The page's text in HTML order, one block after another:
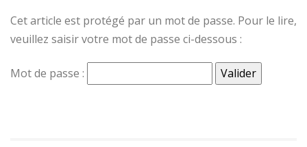
Cet article est protégé par un mot de passe. Pour le lire,
veuillez saisir votre mot de passe ci-dessous :
Mot de passe :